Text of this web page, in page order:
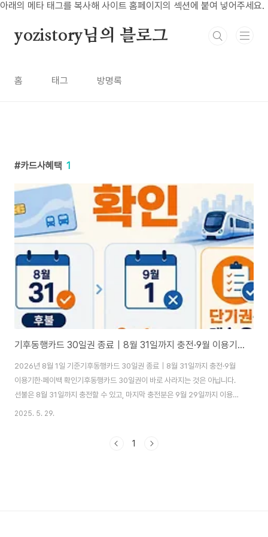
아래의 메타 태그를 복사해 사이트 홈페이지의 섹션에 붙여 넣어주세요.
본문 바로가기
yozistory님의 블로그
홈 태그 방명록
카드사혜택 1
기후동행카드 30일권 종료｜8월 31일까지 충전·9월 이용기한·페이백 확인
2026년 8월 1일 기준기후동행카드 30일권 종료｜8월 31일까지 충전·9월
이용기한·페이백 확인기후동행카드 30일권이 바로 사라지는 것은 아닙니다.
선불은 8월 31일까지 충전할 수 있고, 마지막 충전분은 9월 29일까지 이용할
수 있습니다. 후불은 9월 30일이 최종 이용일이며 단기권은 계속 운영될 예정
2026년 9월 29일후불 최종 이용일2026년 9월 30일선·후불 30일권 운영
2025. 5. 29.
1